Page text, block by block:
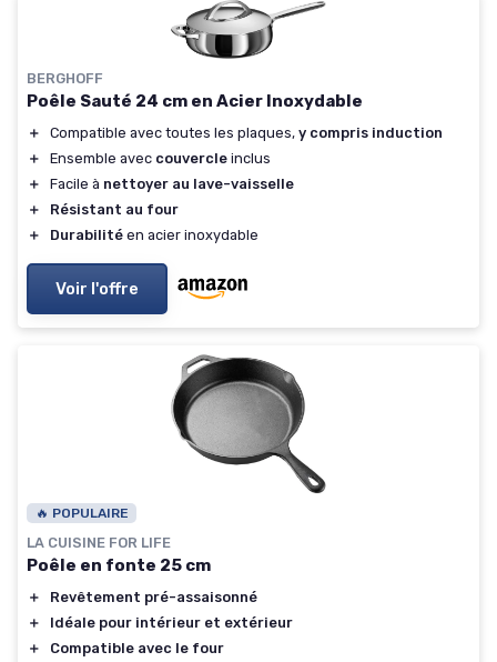
BERGHOFF
Poêle Sauté 24 cm en Acier Inoxydable
＋ Compatible avec toutes les plaques, y compris induction
＋
Ensemble avec couvercle inclus
＋
Facile à nettoyer au lave-vaisselle
＋
Résistant au four
＋
Durabilité en acier inoxydable
Voir l'offre
🔥 POPULAIRE
LA CUISINE FOR LIFE
Poêle en fonte 25 cm
＋
Revêtement pré-assaisonné
＋
Idéale pour intérieur et extérieur
＋
Compatible avec le four